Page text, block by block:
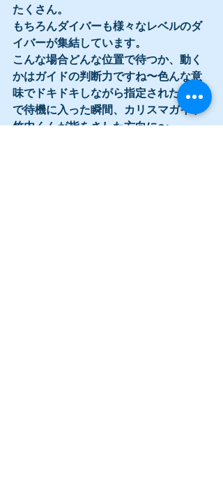
たくさん。
もちろんダイバーも様々なレベルのダ
イバーが集結しています。
こんな場合どんな位置で待つか、動く
かはガイドの判断力ですね〜色んな意
味でドキドキしながら指定された場所
で待機に入った瞬間、カリスマガイド
竹内くんが指をさした方向に〜